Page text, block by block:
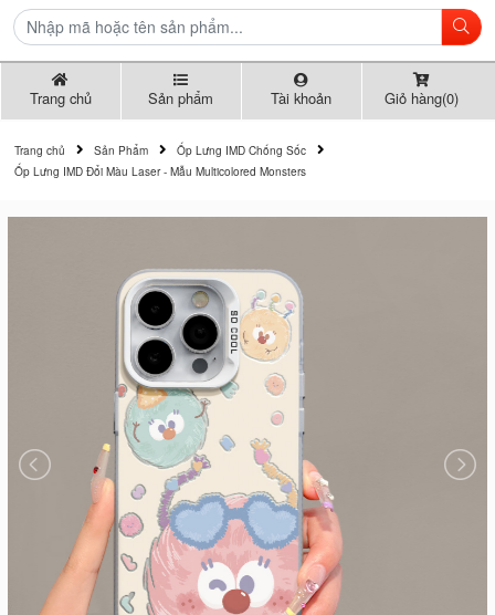
Trang chủ Sản phẩm Tài khoản Giỏ hàng(0)
Trang chủ Sản Phẩm
Ốp Lưng IMD Chống Sốc
Ốp Lưng IMD Đổi Màu Laser - Mẫu Multicolored Monsters